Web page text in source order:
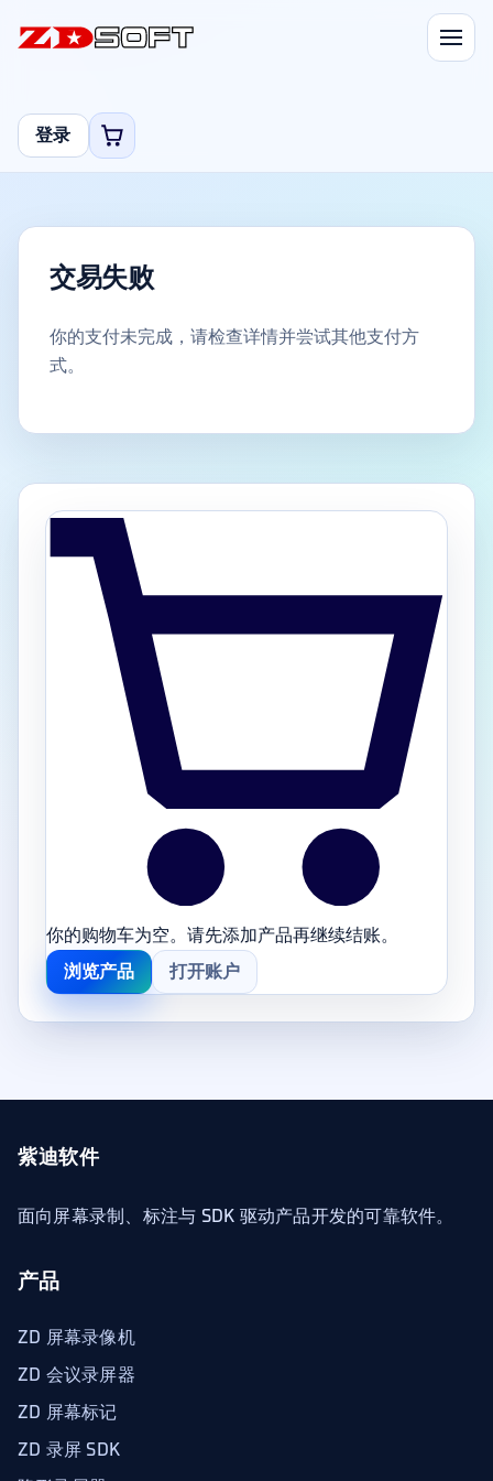
登录
交易失败
你的支付未完成，请检查详情并尝试其他支付方
式。
你的购物车为空。 请先添加产品再继续结账。
浏览产品 打开账户
紫迪软件
面向屏幕录制、标注与 SDK 驱动产品开发的可靠软件。
产品
ZD 屏幕录像机
ZD 会议录屏器
ZD 屏幕标记
ZD 录屏 SDK